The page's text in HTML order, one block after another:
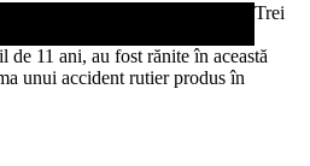
Trei
de 11 ani, au fost rănite în această
unui accident rutier produs în